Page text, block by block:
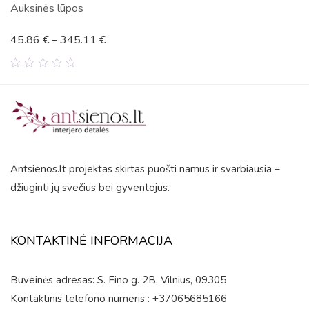
Auksinės lūpos
5
45.86 €–345.11 €
Antsienos.lt projektas skirtas puošti namus ir svarbiausia –
džiuginti jų svečius bei gyventojus.
KONTAKTINĖ INFORMACIJA
Buveinės adresas: S. Fino g. 2B, Vilnius, 09305
Kontaktinis telefono numeris : +37065685166